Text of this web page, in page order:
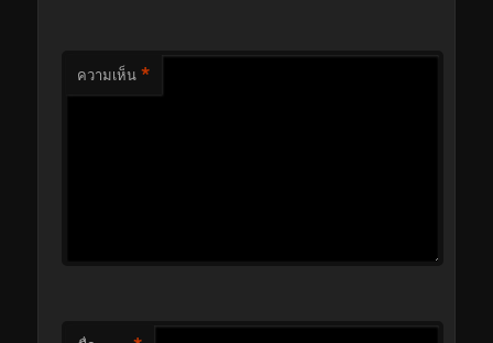
ความเห็น *